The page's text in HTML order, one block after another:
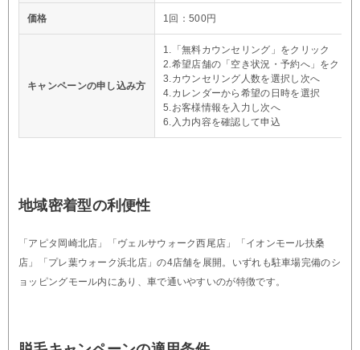
価格 1回：500円
キャンペーンの申し込み方
1.「無料カウンセリング」をクリック
2.希望店舗の「空き状況・予約へ」をクリ
3.カウンセリング人数を選択し次へ
4.カレンダーから希望の日時を選択
5.お客様情報を入力し次へ
6.入力内容を確認して申込
地域密着型の利便性
「アピタ岡崎北店」「ヴェルサウォーク西尾店」「イオンモール扶桑
店」「プレ葉ウォーク浜北店」の4店舗を展開。いずれも駐車場完備のシ
ョッピングモール内にあり、車で通いやすいのが特徴です。